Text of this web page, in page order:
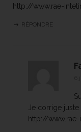
http://www.rae-
RÉPONDRE
Je corrige juste
http://www.rae-